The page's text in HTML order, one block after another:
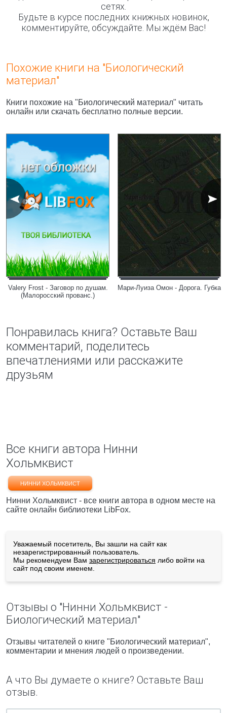
сетях.
Будьте в курсе последних книжных новинок,
комментируйте, обсуждайте. Мы ждём Вас!
Похожие книги на "Биологический
материал"
Книги похожие на "Биологический материал" читать
онлайн или скачать бесплатно полные версии.
Valery Frost - Заговор по душам.
(Малоросский прованс.)
Мари-Луиза Омон - Дорога. Губка
Понравилась книга? Оставьте Ваш
комментарий, поделитесь
впечатлениями или расскажите
друзьям
Все книги автора Нинни
Хольмквист
НИННИ ХОЛЬМКВИСТ
Нинни Хольмквист - все книги автора в одном месте на
сайте онлайн библиотеки LibFox.
Уважаемый посетитель, Вы зашли на сайт как
незарегистрированный пользователь.
Мы рекомендуем Вам зарегистрироваться либо войти на
сайт под своим именем.
Отзывы о "Нинни Хольмквист -
Биологический материал"
Отзывы читателей о книге "Биологический материал",
комментарии и мнения людей о произведении.
А что Вы думаете о книге? Оставьте Ваш
отзыв.